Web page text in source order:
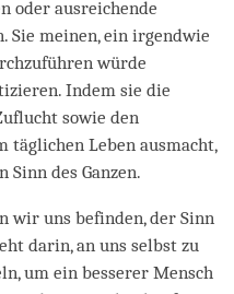
oder ausreichende
Sie meinen, ein irgendwie
würde
Indem sie die
sowie den
täglichen Leben ausmacht,
Sinn des Ganzen.
wir uns befinden, der Sinn
darin, an uns selbst zu
um ein besserer Mensch